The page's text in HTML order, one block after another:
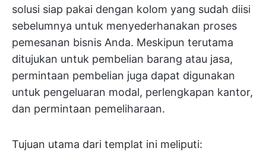
solusi siap pakai dengan kolom yang sudah diisi
sebelumnya untuk menyederhanakan proses
pemesanan bisnis Anda. Meskipun terutama
ditujukan untuk pembelian barang atau jasa,
permintaan pembelian juga dapat digunakan
untuk pengeluaran modal, perlengkapan kantor,
dan permintaan pemeliharaan.
Tujuan utama dari templat ini meliputi: